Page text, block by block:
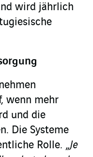
wird jährlich
wenn mehr
und die
Die Systeme
Rolle. „Je